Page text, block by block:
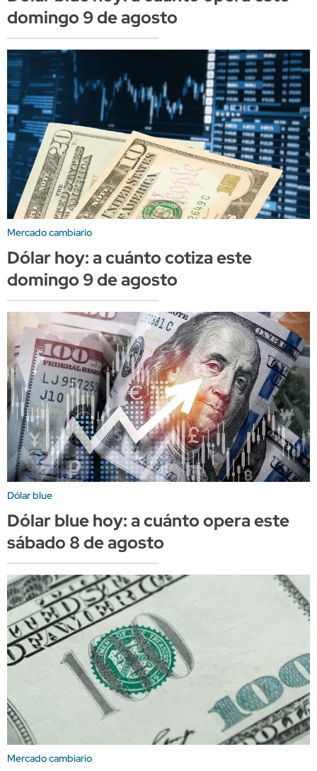
domingo 9 de agosto
Mercado cambiario
Dólar hoy: a cuánto cotiza este
domingo 9 de agosto
Dólar blue
Dólar blue hoy: a cuánto opera este
sábado 8 de agosto
Mercado cambiario